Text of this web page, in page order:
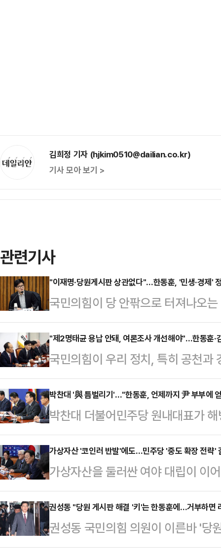
김희정 기자 (hjkim0510@dailian.co.kr)
기사 모아 보기 >
관련기사
"이재명·당원게시판 상관없다"…한동훈, '민생·경제'
국민의힘이 당 안팎으로 터져나오
표는 민생 이슈에 초점을 맞추며 정
약자 이슈부터 청년층, 정년연장 등
한 대표가 이재명 더불어민주당 대
아닌 우회로를 택한 만큼 이젠 최대
슈를 발굴해내야 한다는 목소리가
서 열린 당 격차해소특별위원회가
회'에 참석해 "지금 건강수명…
"제2명태균 용납 안돼, 여론조사 개선해야"…한동훈·
국민의힘이 우리 정치, 특히 공천과
론조사와, 그로 인한 정치 브로커의
'제2의 명태균'과 같은 '괴물'이 재
기회에 세워야 한다는데 방점을 찍
사건건 이견을 보이던 한동훈 대표
한동훈 국민의힘 대표는 28일 국회
균 국민의힘 공천 개입' 의혹과 관
"과거 명태균 …
박찬대 '與 틈벌리기'…"한동훈, 언제까지 尹 부부에
박찬대 더불어민주당 원내대표가
훈 국민의힘 대표는 채해병 국정조
원내대표는 한 대표가 윤석열 대통
에게 '휘둘리고' 있다며 적극적인
대표는 28일 오전 국회에서 열린
사특위위원 10명의 명단을 제출했
여전히 거부 중"이라며, 한 대표의
의무를 다하던 청년이…
가상자산 '코인러 반발'에도…민주당 '중도 확장 전략'
가상자산을 둘러싼 여야 대립이 이
확장 전략'에 의구심을 표하는 목소
중보다 이재명 대표 연임 후 중점적
것이라는 추측에서다. 가상 과세 유
어지면서 이에 대한 부작용만 낳고
권성동 "당원 게시판 해결 '키'는 한동훈에…거부하면
권성동 국민의힘 의원이 이른바 '당
것과 관련해 "누가 했는지 당 지도